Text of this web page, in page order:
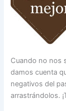
Cuando no nos
damos cuenta
negativos del
arrastrándolos.